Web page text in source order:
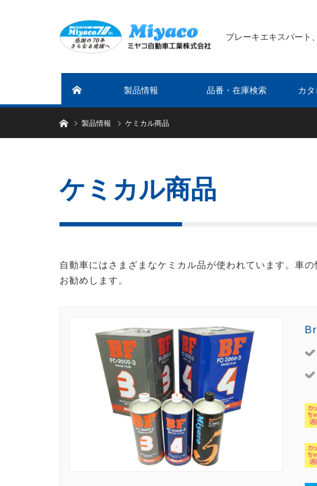
ブレーキエキスパート
製品情報 品番・在庫検索 カ
ホーム製品情報 ケミカル商品
ケミカル商品
自動車にはさまざまなケミカル品が使われています。車
お勧めします。